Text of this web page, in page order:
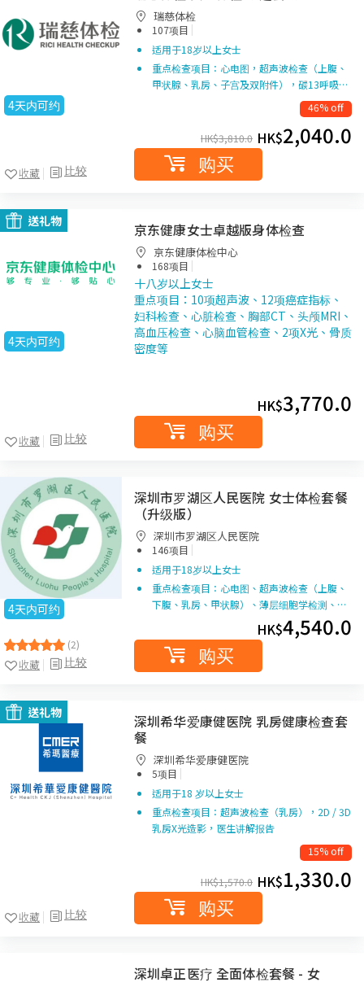
4天内可约
比较
收藏
瑞慈体检
107项目 |
适用于18岁以上女士
重点检查项目：心电图，超声波检查（上腹、
甲状腺、乳房、子宫及双附件），碳13呼吸…
46% off
HK$3,810.0 HK$2,040.0
购买
送礼物
4天内可约
比较
收藏
京东健康女士卓越版身体检查
京东健康体检中心
168项目 |
十八岁以上女士
重点项目：10项超声波、12项癌症指标、
妇科检查、心脏检查、胸部CT、头颅MRI、
高血压检查、心脑血管检查、2项X光、骨质
密度等
HK$3,770.0
购买
4天内可约
(2)
比较
收藏
深圳市罗湖区人民医院 女士体检套餐
（升级版）
深圳市罗湖区人民医院
146项目 |
适用于18岁以上女士
重点检查项目：心电图、超声波检查（上腹、
下腹、乳房、甲状腺）、薄层细胞学检测、…
HK$4,540.0
购买
送礼物
比较
收藏
深圳希华爱康健医院 乳房健康检查套
餐
深圳希华爱康健医院
5项目 |
适用于18 岁以上女士
重点检查项目：超声波检查（乳房），2D / 3D
乳房X光造影，医生讲解报告
15% off
HK$1,570.0 HK$1,330.0
购买
深圳卓正医疗 全面体检套餐 - 女